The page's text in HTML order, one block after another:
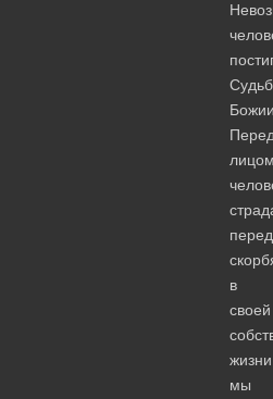
перед
в
своей
жизни
мы